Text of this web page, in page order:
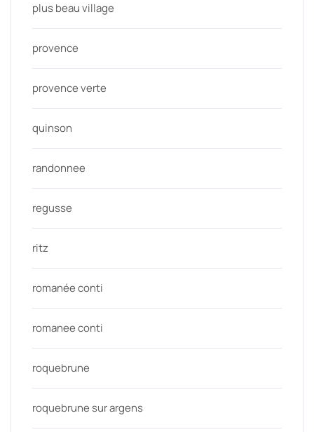
plus beau village
provence
provence verte
quinson
randonnee
regusse
ritz
romanée conti
romanee conti
roquebrune
roquebrune sur argens